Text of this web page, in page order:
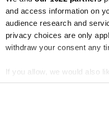
and access information on
audience research and
privacy choices are only
withdraw your consent any
If you allow, we would also
Collect information
Find out more about how
maar bevestigen: een
5(+) plaatsen.
compleet uitgeruste
midden in de natuur, met
dorpje, één straat.
tonen